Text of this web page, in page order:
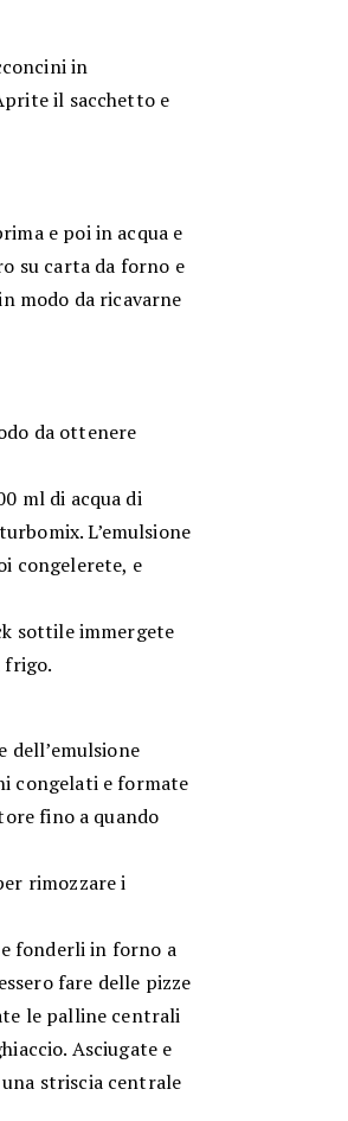
in
il sacchetto e
e poi in acqua e
su carta da forno e
modo da ricavarne
da ottenere
ml di acqua di
L’emulsione
congelerete, e
sottile immergete
frigo.
congelati e formate
fino a quando
rimozzare i
fonderli in forno a
fare delle pizze
le palline centrali
Asciugate e
striscia centrale